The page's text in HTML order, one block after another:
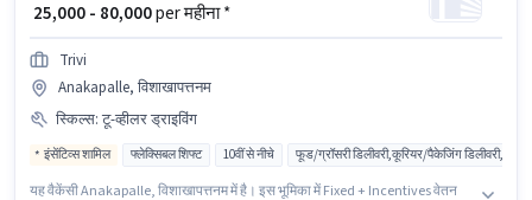
₹ 25,000 - 80,000per महीना *
Trivi
Anakapalle, विशाखापत्तनम
स्किल्स: टू-व्हीलर ड्राइविंग
इंसेंटिव्स शामिल फ्लेक्सिबल शिफ्ट 10वीं से नीचे फूड/ग्रॉसरी डिलीवरी,कूरियर/पैकेजिंग डिलीवरी,ई-
यह वैकेंसी Anakapalle, विशाखापत्तनम में है। इस भूमिका में Fixed + Incentives वेतन